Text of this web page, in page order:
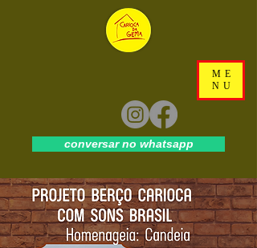
ME
NU
conversar no whatsapp